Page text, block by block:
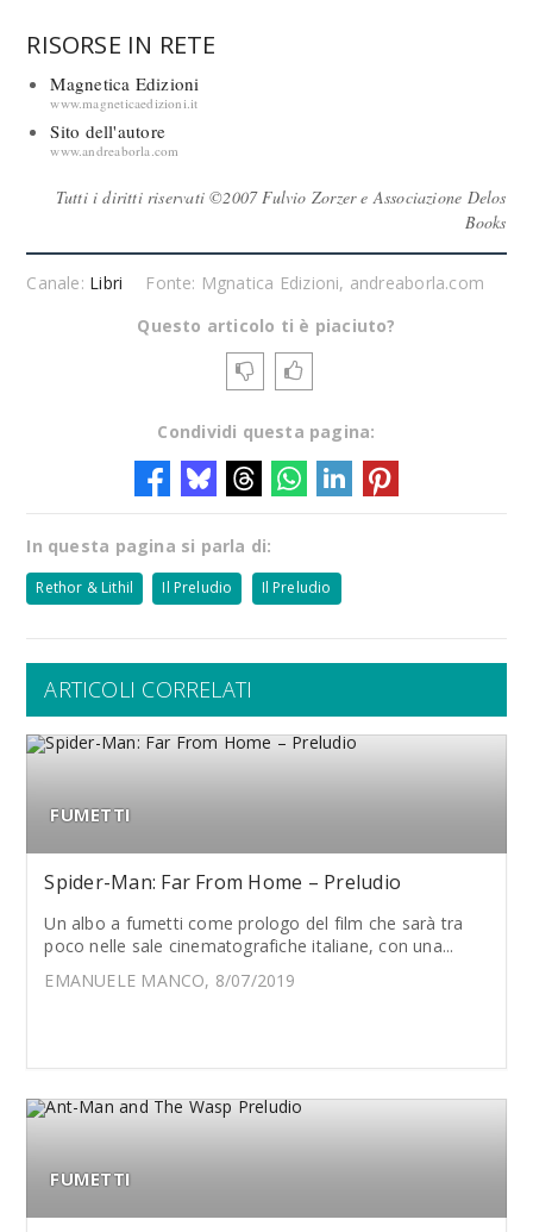
RISORSE IN RETE
Magnetica Edizioni
www.magneticaedizioni.it
Sito dell'autore
www.andreaborla.com
Tutti i diritti riservati ©2007 Fulvio Zorzer e Associazione Delos
Books
Canale: Libri
Fonte: Mgnatica Edizioni, andreaborla.com
Questo articolo ti è piaciuto?
Condividi questa pagina:
In questa pagina si parla di:
Rethor & Lithil Il Preludio Il Preludio
ARTICOLI CORRELATI
FUMETTI
Spider-Man: Far From Home – Preludio
Un albo a fumetti come prologo del film che sarà tra
poco nelle sale cinematografiche italiane, con una...
EMANUELE MANCO, 8/07/2019
FUMETTI